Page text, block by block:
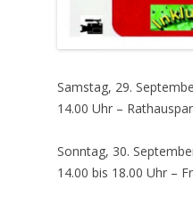
Samstag, 29.
14.00 Uhr –
Sonntag, 30.
14.00 bis 18.00 Uhr –